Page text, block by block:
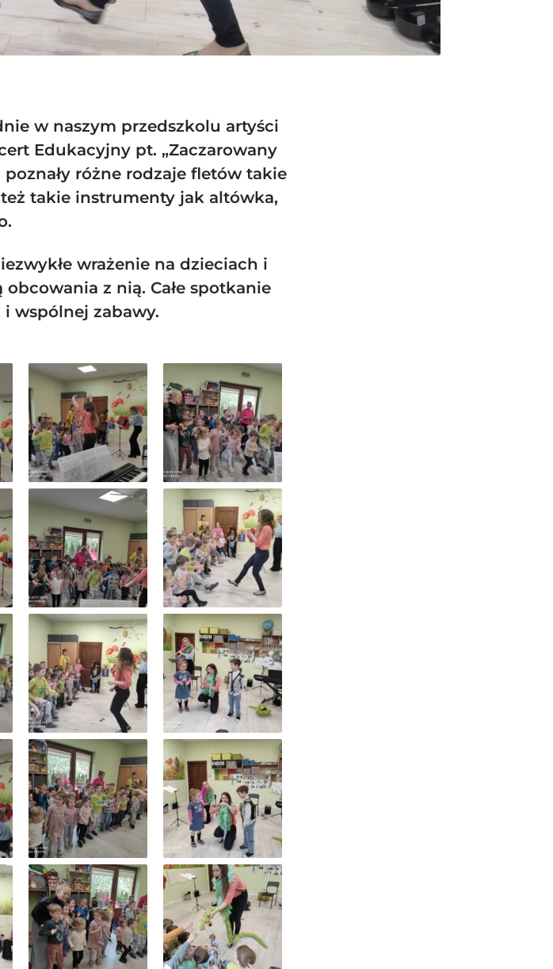
w naszym przedszkolu artyści
Edukacyjny pt. „Zaczarowany
różne rodzaje fletów takie
takie instrumenty jak altówka,
wrażenie na dzieciach i
z nią. Całe spotkanie
i wspólnej zabawy.